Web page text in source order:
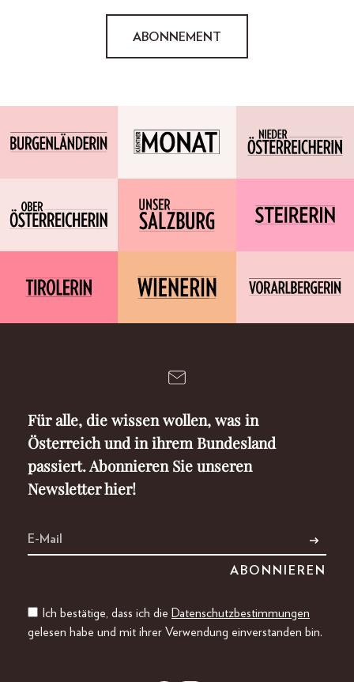
ABONNEMENT
Für alle, die wissen wollen, was in
Österreich und in ihrem Bundesland
passiert. Abonnieren Sie unseren
Newsletter hier!
Ich bestätige, dass ich die Datenschutzbestimmungen
gelesen habe und mit ihrer Verwendung einverstanden bin.